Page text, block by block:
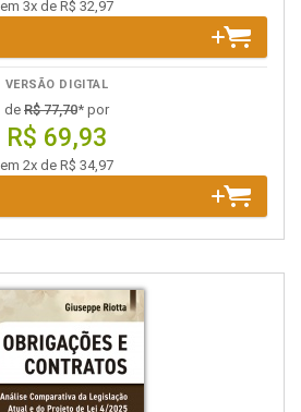
em 3x de R$ 32,97
VERSÃO DIGITAL
de R$ 77,70* por
R$ 69,93
em 2x de R$ 34,97